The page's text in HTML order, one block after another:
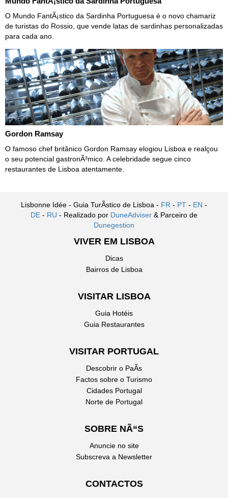
O Mundo FantÃ¡stico da Sardinha Portuguesa é o novo chamariz
de turistas do Rossio, que vende latas de sardinhas personalizadas
para cada ano.
Gordon Ramsay
O famoso chef britânico Gordon Ramsay elogiou Lisboa e realçou
o seu potencial gastronÃ³mico. A celebridade segue cinco
restaurantes de Lisboa atentamente.
Lisbonne Idée - Guia TurÃ­stico de Lisboa - FR - PT - EN -
DE - RU - Realizado por DuneAdviser & Parceiro de
Dunegestion
VIVER EM LISBOA
Dicas
Bairros de Lisboa
VISITAR LISBOA
Guia Hotéis
Guia Restaurantes
VISITAR PORTUGAL
Descobrir o PaÃ­s
Factos sobre o Turismo
Cidades Portugal
Norte de Portugal
SOBRE NÃ“S
Anuncie no site
Subscreva a Newsletter
CONTACTOS